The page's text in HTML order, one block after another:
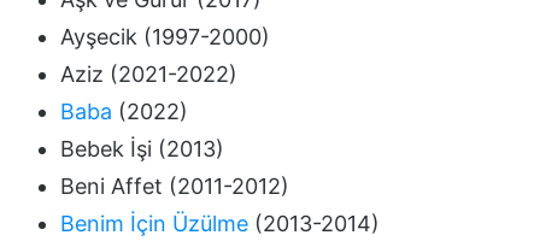
Ayşecik (1997-2000)
Aziz (2021-2022)
Baba (2022)
Bebek İşi (2013)
Beni Affet (2011-2012)
Benim İçin Üzülme (2013-2014)